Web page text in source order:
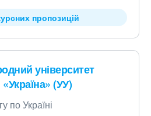
пропозицій
університет
(УУ)
по Україні